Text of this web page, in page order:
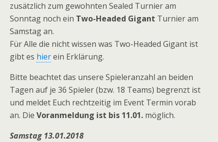
zusätzlich zum gewohnten Sealed Turnier am
Sonntag noch ein Two-Headed Gigant Turnier am
Samstag an.
Für Alle die nicht wissen was Two-Headed Gigant ist
gibt es hierein Erklärung.
Bitte beachtet das unsere Spieleranzahl an beiden
Tagen auf je 36 Spieler (bzw. 18 Teams) begrenzt ist
und meldet Euch rechtzeitig im Event Termin vorab
an. Die Voranmeldung ist bis 11.01. möglich.
Samstag 13.01.2018